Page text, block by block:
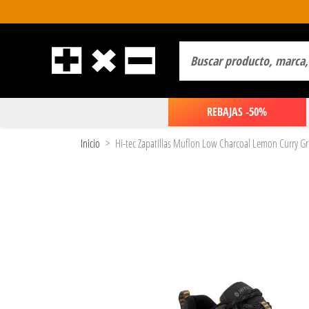
REBAJAS -50%
Inicio Hi-tec Zapatillas Muflon Low Charcoal Lemon Curry